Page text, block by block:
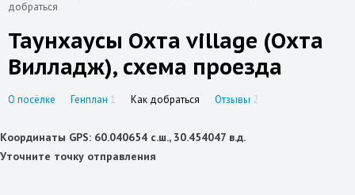
добраться
Таунхаусы Охта village (Охта
Вилладж), схема проезда
О посёлке Генплан 1 Как добраться Отзывы 2
Координаты GPS: 60.040654 с.ш., 30.454047 в.д.
Уточните точку отправления